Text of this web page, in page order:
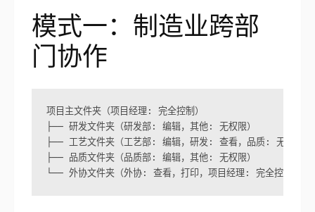
模式一：制造业跨部
门协作
项目主文件夹（项目经理: 完全控制）
├── 研发文件夹（研发部: 编辑，其他: 无权限）
├── 工艺文件夹（工艺部: 编辑，研发: 查看，品质: 无权限）
├── 品质文件夹（品质部: 编辑，其他: 无权限）
└── 外协文件夹（外协: 查看，打印，项目经理: 完全控制）